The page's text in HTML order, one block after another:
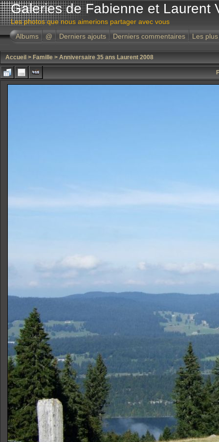
Galeries de Fabienne et Laurent
Les photos que nous aimerions partager avec vous
Albums
@ Derniers ajouts Derniers commentaires Les
Accueil > Famille > Anniversaire 35 ans Laurent 2008